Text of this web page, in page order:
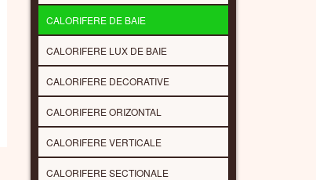
CALORIFERE DE BAIE
CALORIFERE LUX DE BAIE
CALORIFERE DECORATIVE
CALORIFERE ORIZONTAL
CALORIFERE VERTICALE
CALORIFERE SECTIONALE